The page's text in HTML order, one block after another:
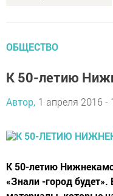
ОБЩЕСТВО
К 50-летию
Автор, 1 апреля 2016 -
К 50-летию
«Знали -город